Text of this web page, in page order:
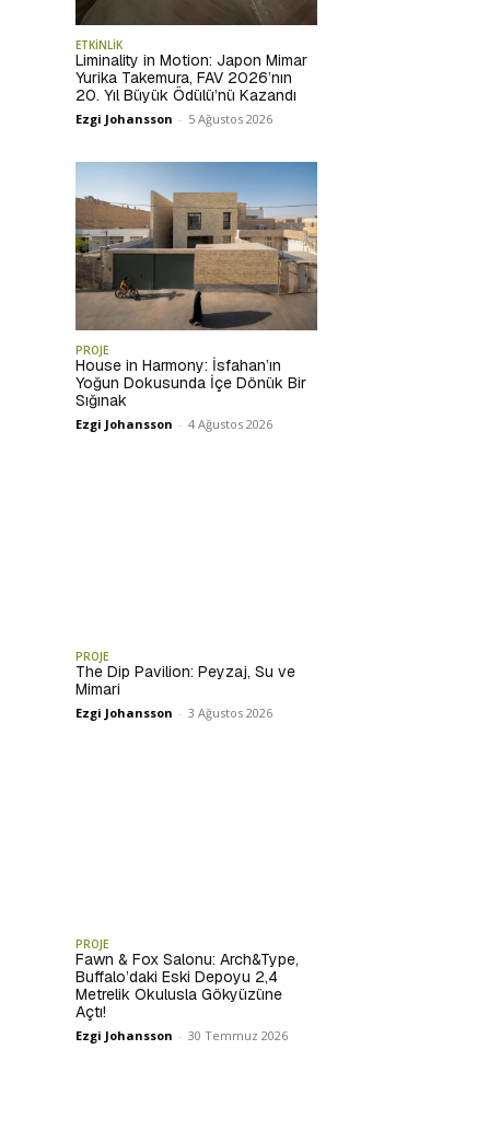
ETKİNLİK
Liminality in Motion: Japon Mimar
Yurika Takemura, FAV 2026’nın
20. Yıl Büyük Ödülü’nü Kazandı
Ezgi Johansson - 5 Ağustos 2026
PROJE
House in Harmony: İsfahan’ın
Yoğun Dokusunda İçe Dönük Bir
Sığınak
Ezgi Johansson - 4 Ağustos 2026
PROJE
The Dip Pavilion: Peyzaj, Su ve
Mimari
Ezgi Johansson - 3 Ağustos 2026
PROJE
Fawn & Fox Salonu: Arch&Type,
Buffalo’daki Eski Depoyu 2,4
Metrelik Okulusla Gökyüzüne
Açtı!
Ezgi Johansson - 30 Temmuz 2026